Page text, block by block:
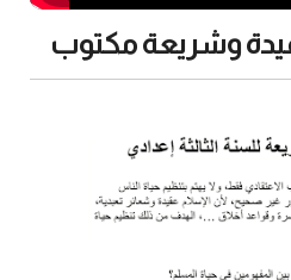
وشريعة مكتوب